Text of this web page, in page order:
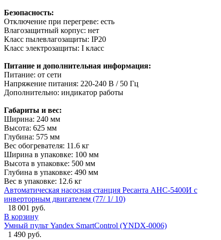
Безопасность:
Отключение при перегреве: есть
Влагозащитный корпус: нет
Класс пылевлагозащиты: IP20
Класс электрозащиты: I класс
Питание и дополнительная информация:
Питание: от сети
Напряжение питания: 220-240 В / 50 Гц
Дополнительно: индикатор работы
Габариты и вес:
Ширина: 240 мм
Высота: 625 мм
Глубина: 575 мм
Вес обогревателя: 11.6 кг
Ширина в упаковке: 100 мм
Высота в упаковке: 500 мм
Глубина в упаковке: 490 мм
Вес в упаковке: 12.6 кг
Автоматическая насосная станция Ресанта АНС-5400И с
инверторным двигателем (77/ 1/ 10)
18 001 руб.
В корзину
Умный пульт Yandex SmartControl (YNDX-0006)
1 490 руб.